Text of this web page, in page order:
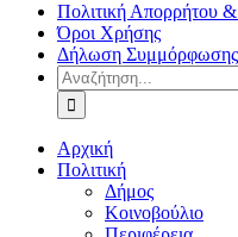
Πολιτική Απορρήτου
Όροι Χρήσης
Δήλωση
Αναζήτηση
για:
Αρχική
Πολιτική
Δήμος
Κοινοβούλιο